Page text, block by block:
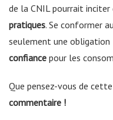
de la CNIL pourrait inciter
pratiques. Se conformer
seulement une obligation
confiance pour les
Que pensez-vous de
commentaire !